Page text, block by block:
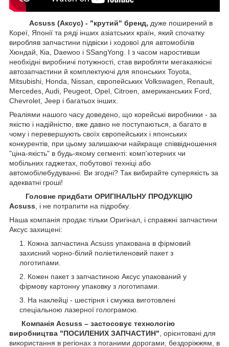
Acsuss (Аксус) - "крутий" бренд, дуже поширений в
Кореї, Японії та ряді інших азіатських країн, який спочатку
виробляв запчастини підвіски і ходової для автомобілів
Хюндай, Кіа, Daewoo і SSangYong. І з часом наростивши
необхідні виробничі потужності, став виробляти мегакаякісні
автозапчастини й комплектуючі для японських Toyota,
Mitsubishi, Honda, Nissan, європейських Volkswagen, Renault,
Mercedes, Audi, Peugeot, Opel, Citroen, американських Ford,
Chevrolet, Jeep і багатьох інших.
Реаліями нашого часу доведено, що корейські виробники - за
якістю і надійністю, вже давно не поступаються, а багато в
чому і перевершують своїх європейських і японських
конкурентів, при цьому залишаючи найкраще співвідношення
"ціна-якість" в будь-якому сегменті: комп'ютерних чи
мобільних гаджетах, побутової техніці або
автомобілебудуванні. Ви згодні? Так вибирайте суперякість за
адекватні гроші!
Головне придбати ОРИГІНАЛЬНУ ПРОДУКЦІЮ
Acsuss , і не потрапити на підробку.
Наша компанія продає тільки Оригінал, і справжні запчастини
Аксус захищені:
Кожна запчастина Acsuss упакована в фірмовий
захисний чорно-білий поліетиленовий пакет з
логотипами.
Кожен пакет з запчастиною Аксус упакований у
фірмову картонну упаковку з логотипами.
На наклейці - шестірня і смужка виготовлені
спеціальною лазерної голограмою.
Компанія Acsuss – застосовує технологію
виробництва "ПОСИЛЕНИХ ЗАПЧАСТИН" , орієнтовані для
використання в регіонах з поганими дорогами, бездоріжжям, в